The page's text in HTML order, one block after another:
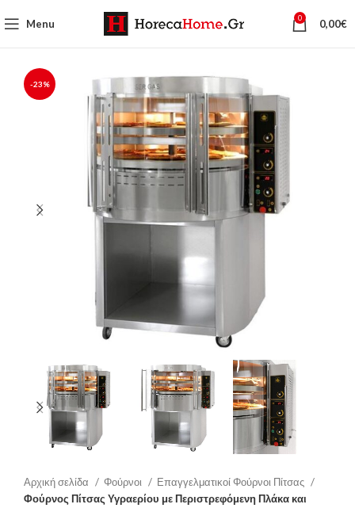
Menu 0 0,00€
-23%
Αρχική σελίδα Φούρνοι
Επαγγελματικοί Φούρνοι Πίτσας
Φούρνος Πίτσας Υγραερίου με Περιστρεφόμενη Πλάκα και